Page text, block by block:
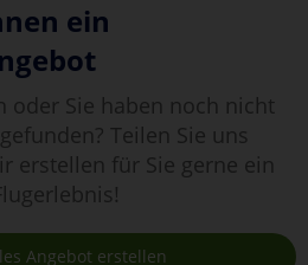
ein
oder Sie haben noch nicht
Teilen Sie uns
erstellen für Sie gerne ein
Angebot erstellen